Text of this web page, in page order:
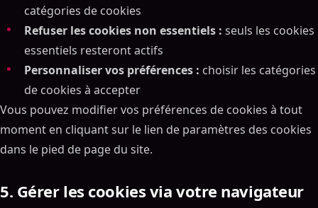
catégories de cookies
Refuser les cookies non essentiels : seuls les cookies
essentiels resteront actifs
Personnaliser vos préférences : choisir les catégories
de cookies à accepter
Vous pouvez modifier vos préférences de cookies à tout
moment en cliquant sur le lien de paramètres des cookies
dans le pied de page du site.
5. Gérer les cookies via votre navigateur